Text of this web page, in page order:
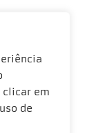
clicar em
de